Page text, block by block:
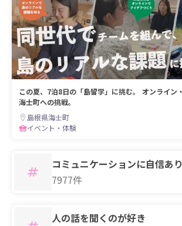
この夏、7泊8日の「島留学」に挑む。 オンライン
海士町への挑戦。
島根県海士町
イベント・体験
コミュニケーションに自信あり
7977件
人の話を聞くのが好き